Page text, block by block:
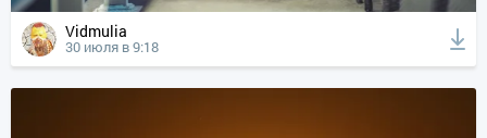
Vidmulia
30 июля в 9:18